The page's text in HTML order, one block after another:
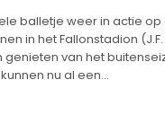
balletje weer in actie
in het Fallonstadion
genieten van het
nu al een…